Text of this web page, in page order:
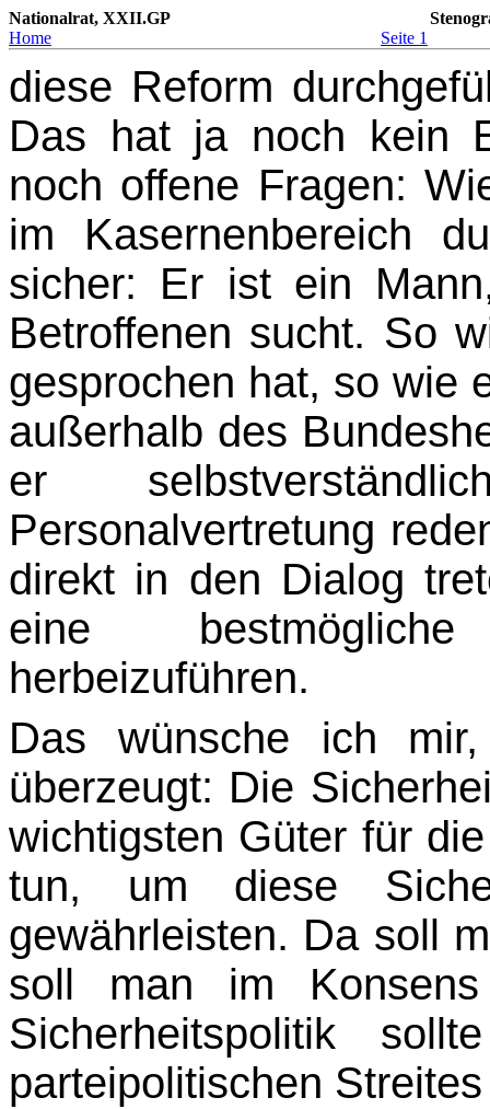
Nationalrat, XXII.GP
Home
Seite 1
diese Reform
Das hat ja noch kein
noch offene Fragen:
im Kasernenbereich
sicher: Er ist ein
Betroffenen sucht. So
gesprochen hat, so wie
außerhalb des
er
Personalvertretung
direkt in den Dialog
eine
herbeizuführen.
Das wünsche ich
überzeugt: Die
wichtigsten Güter für
tun, um diese
gewährleisten. Da soll
soll man im
Sicherheitspolitik
parteipolitischen